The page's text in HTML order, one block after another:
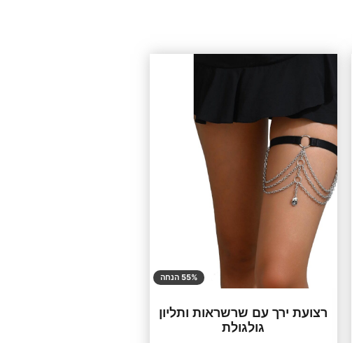
55% הנחה
רצועת ירך עם שרשראות ותליון
גולגולת